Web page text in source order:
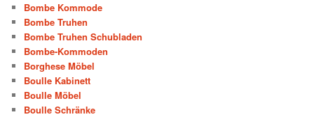
Bombe Kommode
Bombe Truhen
Bombe Truhen Schubladen
Bombe-Kommoden
Borghese Möbel
Boulle Kabinett
Boulle Möbel
Boulle Schränke